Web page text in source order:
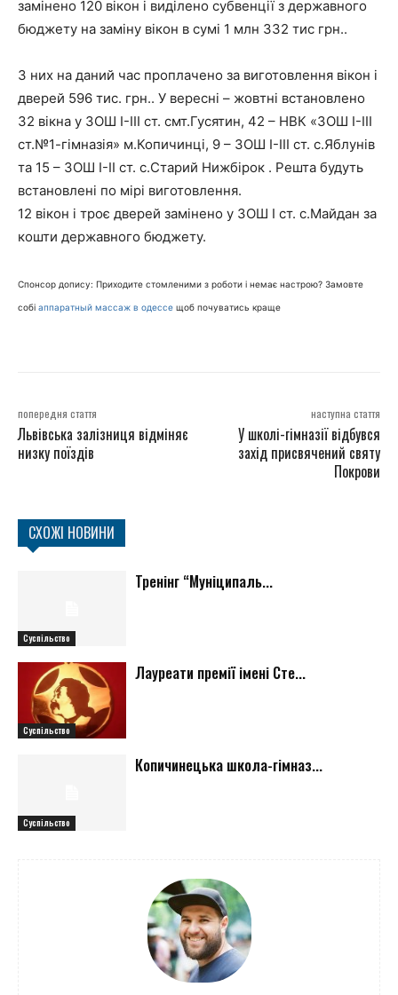
замінено 120 вікон і виділено субвенції з державного
бюджету на заміну вікон в сумі 1 млн 332 тис грн..
З них на даний час проплачено за виготовлення вікон і
дверей 596 тис. грн.. У вересні – жовтні встановлено
32 вікна у ЗОШ І-ІІІ ст. смт.Гусятин, 42 – НВК «ЗОШ І-ІІІ
ст.№1-гімназія» м.Копичинці, 9 – ЗОШ І-ІІІ ст. с.Яблунів
та 15 – ЗОШ І-ІІ ст. с.Старий Нижбірок . Решта будуть
встановлені по мірі виготовлення.
12 вікон і троє дверей замінено у ЗОШ І ст. с.Майдан за
кошти державного бюджету.
Спонсор допису: Приходите стомленими з роботи і немає настрою? Замовте
собі аппаратный массаж в одессе щоб почуватись краще
попередня стаття
Львівська залізниця відміняє
низку поїздів
наступна стаття
У школі-гімназії відбувся
захід присвячений святу
Покрови
СХОЖІ НОВИНИ
Суспільство
Тренінг “Муніципаль...
Суспільство
Лауреати премії імені Сте...
Суспільство
Копичинецька школа-гімназ...